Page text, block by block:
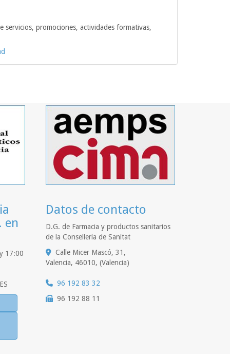
promociones, actividades formativas,
en
17:00
Datos de contacto
D.G. de Farmacia y productos sanitarios
de la Conselleria de Sanitat
Calle Micer Mascó, 31,
Valencia, 46010, (Valencia)
96 192 83 32
96 192 88 11